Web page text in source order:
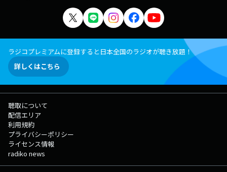
ラジコプレミアムに登録すると日本全国のラジオが聴き放題！
詳しくはこちら
聴取について
配信エリア
利用規約
プライバシーポリシー
ライセンス情報
radiko news